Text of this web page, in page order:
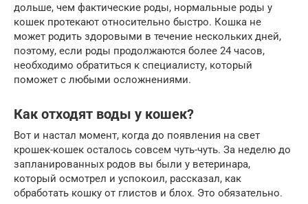
дольше, чем фактические роды, нормальные роды у
кошек протекают относительно быстро. Кошка не
может родить здоровыми в течение нескольких дней,
поэтому, если роды продолжаются более 24 часов,
необходимо обратиться к специалисту, который
поможет с любыми осложнениями.
Как отходят воды у кошек?
Вот и настал момент, когда до появления на свет
крошек-кошек осталось совсем чуть-чуть. За неделю до
запланированных родов вы были у ветеринара,
который осмотрел и успокоил, рассказал, как
обработать кошку от глистов и блох. Это обязательно.